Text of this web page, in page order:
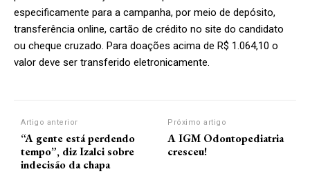
especificamente para a campanha, por meio de depósito,
transferência online, cartão de crédito no site do candidato
ou cheque cruzado. Para doações acima de R$ 1.064,10 o
valor deve ser transferido eletronicamente.
Artigo anterior
“A gente está perdendo
tempo”, diz Izalci sobre
indecisão da chapa
Próximo artigo
A IGM Odontopediatria
cresceu!